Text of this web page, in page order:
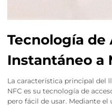
Tecnología de
Instantáneo a
La característica principal del
NFC es su tecnología de
pero fácil de usar. Mediante